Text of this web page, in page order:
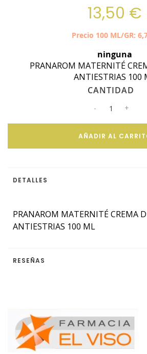
13,50 €
Precio 100 ML/GR:
ninguna
PRANAROM MATERNITÉ
ANTIESTRIAS 100
CANTIDAD
AÑADIR AL
DETALLES
PRANAROM MATERNITÉ CREMA
ANTIESTRIAS 100 ML
RESEÑAS